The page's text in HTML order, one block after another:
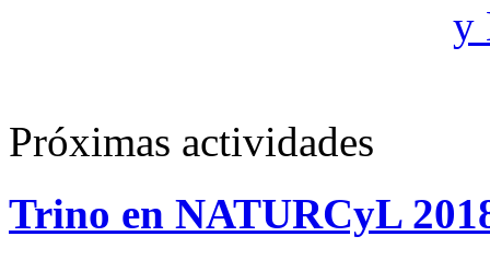
Próximas actividades
Trino en NATURCyL